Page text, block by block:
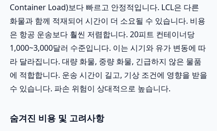
Container Load)보다 빠르고 안정적입니다. LCL은 다른
화물과 함께 적재되어 시간이 더 소요될 수 있습니다. 비용
은 항공 운송보다 훨씬 저렴합니다. 20피트 컨테이너당
1,000~3,000달러 수준입니다. 이는 시기와 유가 변동에 따
라 달라집니다. 대량 화물, 중량 화물, 긴급하지 않은 물품
에 적합합니다. 운송 시간이 길고, 기상 조건에 영향을 받을
수 있습니다. 파손 위험이 상대적으로 높습니다.
숨겨진 비용 및 고려사항